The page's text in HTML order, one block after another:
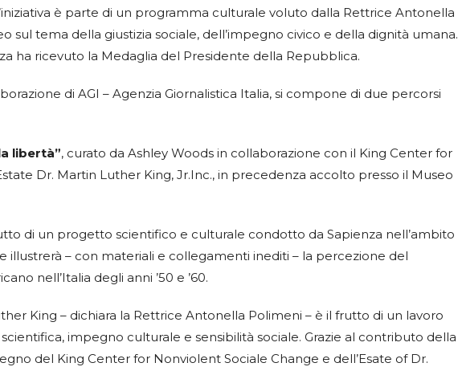
è parte di un programma culturale voluto dalla Rettrice Antonella
sul tema della giustizia sociale, dell’impegno civico e della dignità umana.
ha ricevuto la Medaglia del Presidente della Repubblica.
di AGI – Agenzia Giornalistica Italia, si compone di due percorsi
libertà”, curato da Ashley Woods in collaborazione con il King Center for
Dr. Martin Luther King, Jr.Inc., in precedenza accolto presso il Museo
di un progetto scientifico e culturale condotto da Sapienza nell’ambito
illustrerà – con materiali e collegamenti inediti – la percezione del
nell’Italia degli anni ’50 e ’60.
King – dichiara la Rettrice Antonella Polimeni – è il frutto di un lavoro
impegno culturale e sensibilità sociale. Grazie al contributo della
del King Center for Nonviolent Sociale Change e dell’Esate of Dr.